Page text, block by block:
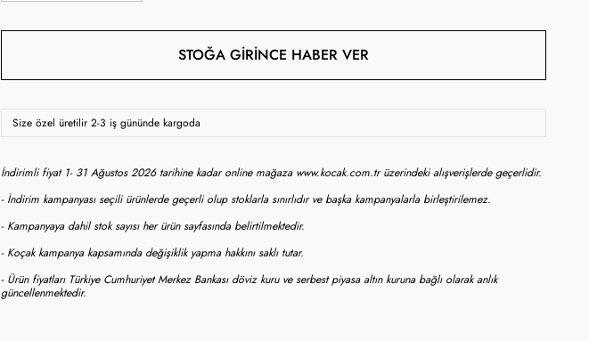
STOĞA GIRINCE HABER VER
Size özel üretilir 2-3 iş gününde kargoda
İndirimli fiyat 1- 31 Ağustos 2026 tarihine kadar online mağaza www.kocak.com.tr üzerindeki alışverişlerde geçerlidir.
- İndirim kampanyası seçili ürünlerde geçerli olup stoklarla sınırlıdır ve başka kampanyalarla birleştirilemez.
- Kampanyaya dahil stok sayısı her ürün sayfasında belirtilmektedir.
- Koçak kampanya kapsamında değişiklik yapma hakkını saklı tutar.
- Ürün fiyatları Türkiye Cumhuriyet Merkez Bankası döviz kuru ve serbest piyasa altın kuruna bağlı olarak anlık
güncellenmektedir.